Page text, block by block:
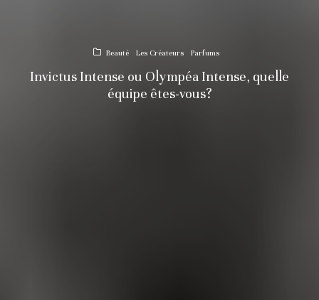
Beauté Les Créateurs Parfums
Invictus Intense ou Olympéa Intense, quelle
équipe êtes-vous?